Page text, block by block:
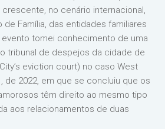
no cenário internacional,
de Família, das entidades familiares
evento tomei conhecimento de uma
tribunal de despejos da cidade de
eviction court) no caso West
, de 2022, em que se concluiu que os
têm direito ao mesmo tipo
aos relacionamentos de duas